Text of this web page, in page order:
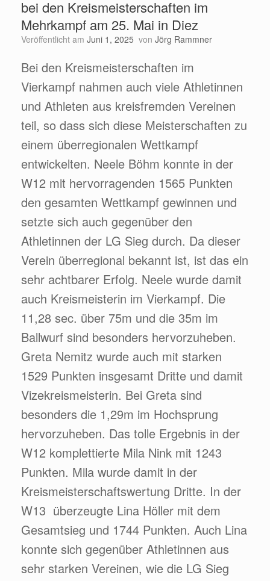
bei den Kreismeisterschaften im
Mehrkampf am 25. Mai in Diez
Veröffentlicht am Juni 1, 2025 von Jörg Rammner
Bei den Kreismeisterschaften im
Vierkampf nahmen auch viele Athletinnen
und Athleten aus kreisfremden Vereinen
teil, so dass sich diese Meisterschaften zu
einem überregionalen Wettkampf
entwickelten. Neele Böhm konnte in der
W12 mit hervorragenden 1565 Punkten
den gesamten Wettkampf gewinnen und
setzte sich auch gegenüber den
Athletinnen der LG Sieg durch. Da dieser
Verein überregional bekannt ist, ist das ein
sehr achtbarer Erfolg. Neele wurde damit
auch Kreismeisterin im Vierkampf. Die
11,28 sec. über 75m und die 35m im
Ballwurf sind besonders hervorzuheben.
Greta Nemitz wurde auch mit starken
1529 Punkten insgesamt Dritte und damit
Vizekreismeisterin. Bei Greta sind
besonders die 1,29m im Hochsprung
hervorzuheben. Das tolle Ergebnis in der
W12 komplettierte Mila Nink mit 1243
Punkten. Mila wurde damit in der
Kreismeisterschaftswertung Dritte. In der
W13 überzeugte Lina Höller mit dem
Gesamtsieg und 1744 Punkten. Auch Lina
konnte sich gegenüber Athletinnen aus
sehr starken Vereinen, wie die LG Sieg